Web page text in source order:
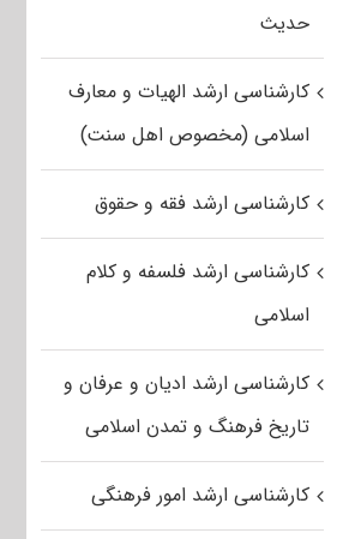
حدیث
کارشناسی ارشد الهیات و معارف
اسلامی (مخصوص اهل سنت)
کارشناسی ارشد فقه و حقوق
کارشناسی ارشد فلسفه و کلام
اسلامی
کارشناسی ارشد ادیان و عرفان و
تاریخ فرهنگ و تمدن اسلامی
کارشناسی ارشد امور فرهنگی